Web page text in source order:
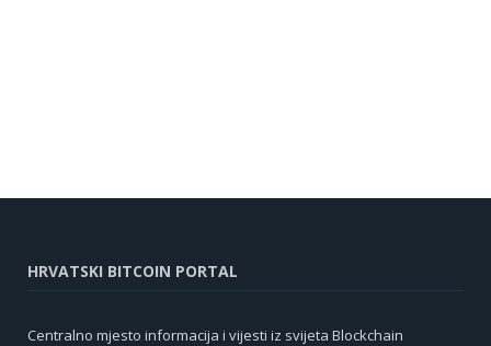
HRVATSKI BITCOIN PORTAL
Centralno mjesto informacija i vijesti iz svijeta Blockchain